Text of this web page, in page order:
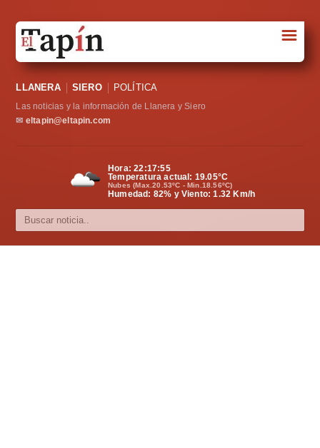
Sociedad
Política
Cultura
☰
LLANERA SIERO POLÍTICA
Las noticias y la información de Llanera y Siero
✉ eltapin@eltapin.com
Hora:22:17:55
Temperatura actual: 19.05°C
Nubes (Max.20.53ºC - Min.18.56ºC)
Humedad: 82% y Viento: 1.32 Km/h